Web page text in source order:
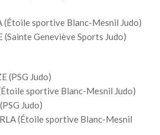
(Étoile sportive Blanc-Mesnil Judo)
(Sainte Geneviève Sports Judo)
(PSG Judo)
sportive Blanc-Mesnil Judo)
Judo)
(Étoile sportive Blanc-Mesnil